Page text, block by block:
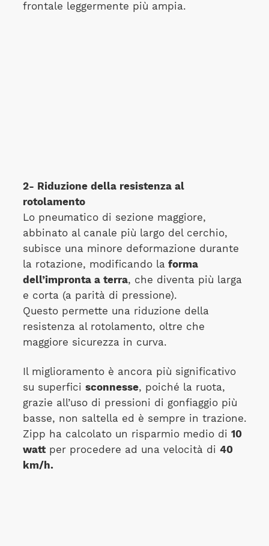
frontale leggermente più ampia.
2- Riduzione della resistenza al
rotolamento
Lo pneumatico di sezione maggiore,
abbinato al canale più largo del cerchio,
subisce una minore deformazione durante
la rotazione, modificando laforma
dell’impronta a terra, che diventa più larga
e corta (a parità di pressione).
Questo permette una riduzione della
resistenza al rotolamento, oltre che
maggiore sicurezza in curva.
Il miglioramento è ancora più significativo
su superfici sconnesse, poiché la ruota,
grazie all’uso di pressioni di gonfiaggio più
basse, non saltella ed è sempre in trazione.
Zipp ha calcolato un risparmio medio di 10
wattper procedere ad una velocità di 40
km/h.